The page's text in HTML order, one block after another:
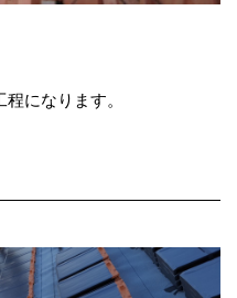
になります。